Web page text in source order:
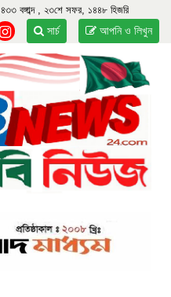
বঙ্গাব্দ , ২৩শে সফর, ১৪৪৮ হিজরি
আপনি ও লিখুন
সার্চ